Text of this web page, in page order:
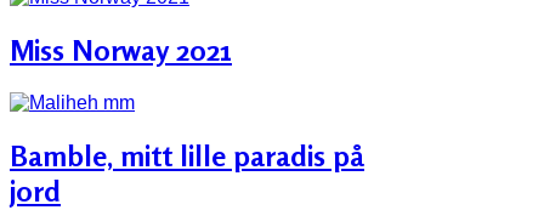
Miss Norway 2021
Bamble, mitt lille paradis på
jord